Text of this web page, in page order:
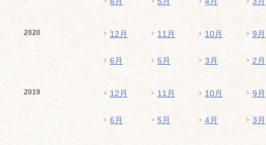
2020 12月 11月 10月 9月
6月 5月 3月 2月
2019 12月 11月 10月 9月
6月 5月 4月 3月